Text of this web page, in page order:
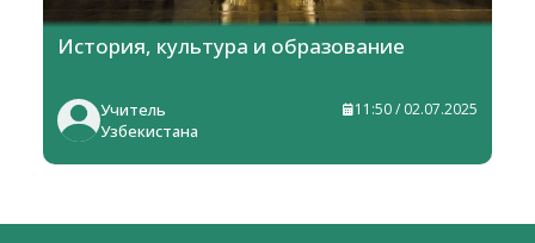
История, культура и образование
Учитель
Узбекистана
11:50 / 02.07.2025